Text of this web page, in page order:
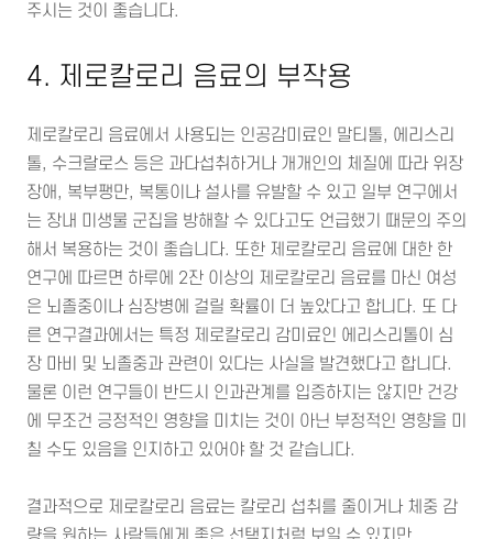
주시는 것이 좋습니다.
4. 제로칼로리 음료의 부작용
제로칼로리 음료에서 사용되는 인공감미료인 말티톨, 에리스리
톨, 수크랄로스 등은 과다섭취하거나 개개인의 체질에 따라 위장
장애, 복부팽만, 복통이나 설사를 유발할 수 있고 일부 연구에서
는 장내 미생물 군집을 방해할 수 있다고도 언급했기 때문의 주의
해서 복용하는 것이 좋습니다. 또한 제로칼로리 음료에 대한 한
연구에 따르면 하루에 2잔 이상의 제로칼로리 음료를 마신 여성
은 뇌졸중이나 심장병에 걸릴 확률이 더 높았다고 합니다. 또 다
른 연구결과에서는 특정 제로칼로리 감미료인 에리스리톨이 심
장 마비 및 뇌졸중과 관련이 있다는 사실을 발견했다고 합니다.
물론 이런 연구들이 반드시 인과관계를 입증하지는 않지만 건강
에 무조건 긍정적인 영향을 미치는 것이 아닌 부정적인 영향을 미
칠 수도 있음을 인지하고 있어야 할 것 같습니다.
결과적으로 제로칼로리 음료는 칼로리 섭취를 줄이거나 체중 감